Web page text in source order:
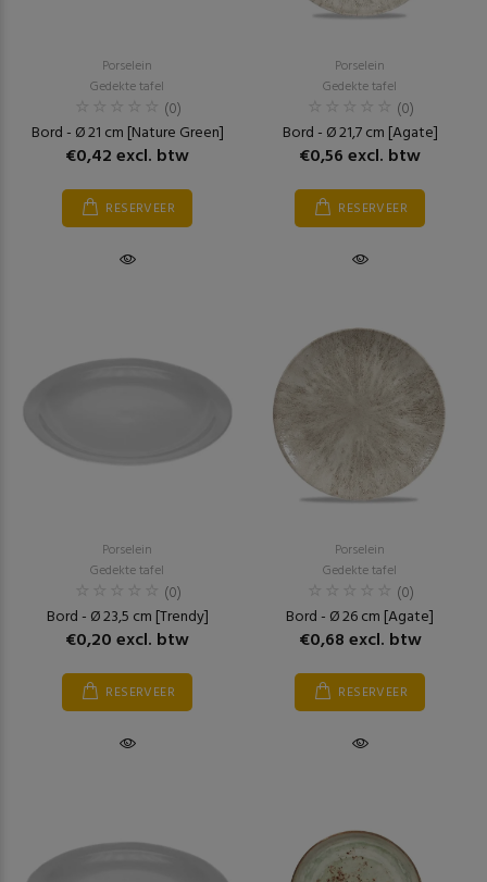
Porselein
Gedekte tafel
(0)
Bord - Ø 21 cm [Nature Green]
€0,42 excl. btw
RESERVEER
Porselein
Gedekte tafel
(0)
Bord - Ø 21,7 cm [Agate]
€0,56 excl. btw
RESERVEER
Porselein
Gedekte tafel
(0)
Bord - Ø 23,5 cm [Trendy]
€0,20 excl. btw
RESERVEER
Porselein
Gedekte tafel
(0)
Bord - Ø 26 cm [Agate]
€0,68 excl. btw
RESERVEER